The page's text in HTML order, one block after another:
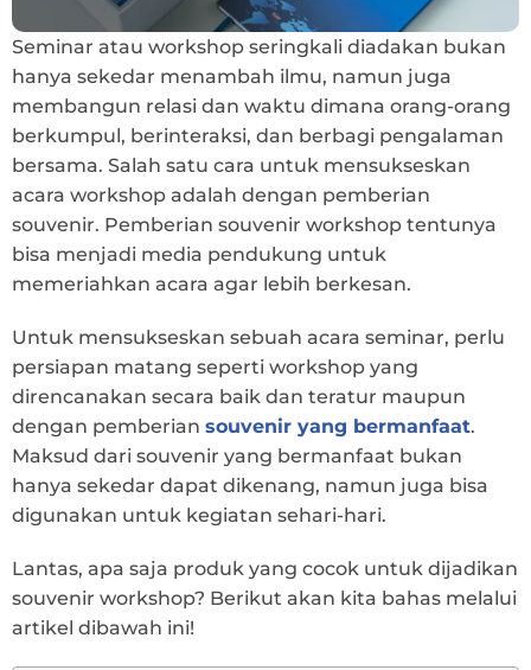
Seminar atau workshop seringkali diadakan bukan
hanya sekedar menambah ilmu, namun juga
membangun relasi dan waktu dimana orang-orang
berkumpul, berinteraksi, dan berbagi pengalaman
bersama. Salah satu cara untuk mensukseskan
acara workshop adalah dengan pemberian
souvenir. Pemberian souvenir workshop tentunya
bisa menjadi media pendukung untuk
memeriahkan acara agar lebih berkesan.
Untuk mensukseskan sebuah acara seminar, perlu
persiapan matang seperti workshop yang
direncanakan secara baik dan teratur maupun
dengan pemberian souvenir yang bermanfaat.
Maksud dari souvenir yang bermanfaat bukan
hanya sekedar dapat dikenang, namun juga bisa
digunakan untuk kegiatan sehari-hari.
Lantas, apa saja produk yang cocok untuk dijadikan
souvenir workshop? Berikut akan kita bahas melalui
artikel dibawah ini!